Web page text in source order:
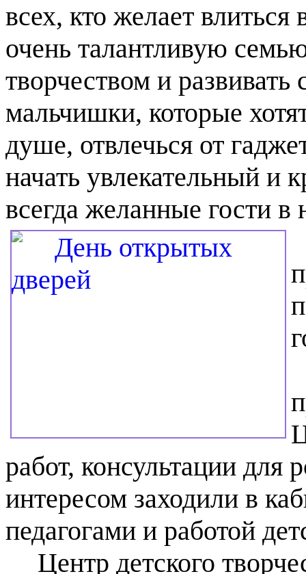
всех, кто желает
очень талантливую
творчеством и
мальчишки, которые
душе, отвлечься от
начать увлекательный и
всегда желанные гости
работ, консультации для
интересом заходили в
педагогами и работой
Центр детского